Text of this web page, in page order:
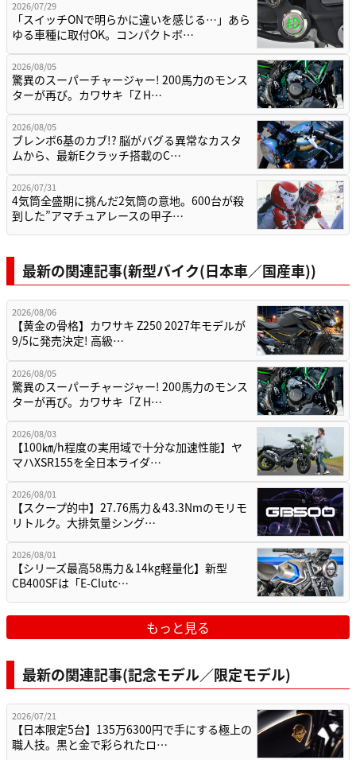
2026/07/29
「スイッチONで明らかに違いを感じる…」あら
ゆる車種に取付OK。コンパクトボ…
2026/08/05
驚異のスーパーチャージャー! 200馬力のモンス
ターが再び。カワサキ「Z H…
2026/08/05
ブレンボ6基のカブ!? 脳がバグる異常なカスタ
ムから、最新Eクラッチ搭載のC…
2026/07/31
4気筒全盛期に挑んだ2気筒の意地。600台が殺
到した”アマチュアレースの甲子…
最新の関連記事(新型バイク(日本車／国産車))
2026/08/06
【黄金の骨格】カワサキ Z250 2027年モデルが
9/5に発売決定! 高級…
2026/08/05
驚異のスーパーチャージャー! 200馬力のモンス
ターが再び。カワサキ「Z H…
2026/08/03
【100㎞/h程度の実用域で十分な加速性能】ヤ
マハXSR155を全日本ライダ…
2026/08/01
【スクープ的中】27.76馬力＆43.3Nmのモリモ
リトルク。大排気量シング…
2026/08/01
【シリーズ最高58馬力＆14kg軽量化】新型
CB400SFは「E-Clutc…
もっと見る
最新の関連記事(記念モデル／限定モデル)
2026/07/21
【日本限定5台】135万6300円で手にする極上の
職人技。黒と金で彩られたロ…